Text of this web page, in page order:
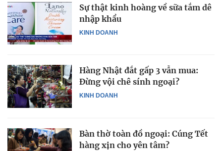
KINH DOANH
Sự thật kinh hoàng về sữa tắm dê
nhập khẩu
KINH DOANH
Hàng Nhật đắt gấp 3 vẫn mua:
Đừng vội chê sính ngoại?
Bàn thờ toàn đồ ngoại: Cúng Tết
hàng xịn cho yên tâm?